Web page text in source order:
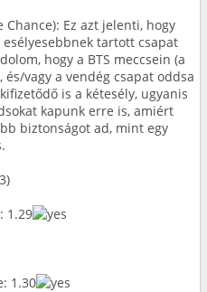
Chance): Ez azt jelenti, hogy
tartott csapat
hogy a BTS meccsein (a
vagy a vendég csapat oddsa
is a kétesély, ugyanis
kapunk erre is, amiért
biztonságot ad, mint egy
1.29
1.30